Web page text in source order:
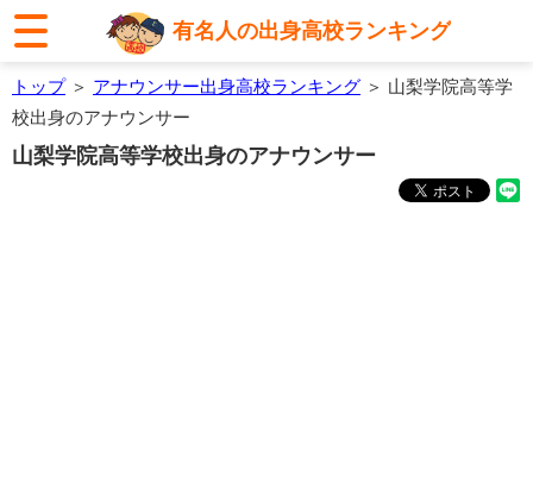
有名人の出身高校ランキング
トップ＞ アナウンサー出身高校ランキング ＞ 山梨学院高等学
校出身のアナウンサー
山梨学院高等学校出身のアナウンサー